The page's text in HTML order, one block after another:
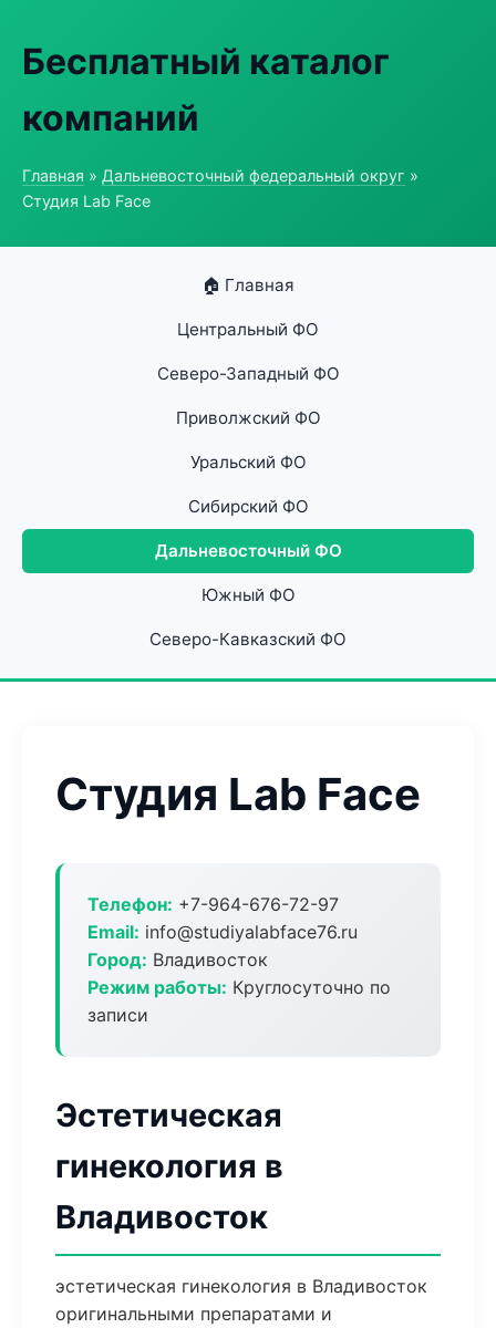
Бесплатный каталог
компаний
Главная » Дальневосточный федеральный округ »
Студия Lab Face
🏠 Главная
Центральный ФО
Северо-Западный ФО
Приволжский ФО
Уральский ФО
Сибирский ФО
Дальневосточный ФО
Южный ФО
Северо-Кавказский ФО
Студия Lab Face
Телефон: +7-964-676-72-97
Email: info@studiyalabface76.ru
Город: Владивосток
Режим работы: Круглосуточно по
записи
Эстетическая
гинекология в
Владивосток
эстетическая гинекология в Владивосток
оригинальными препаратами и